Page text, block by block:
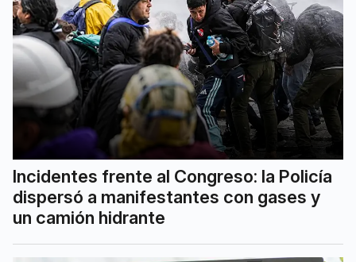
Incidentes frente al Congreso: la Policía
dispersó a manifestantes con gases y
un camión hidrante